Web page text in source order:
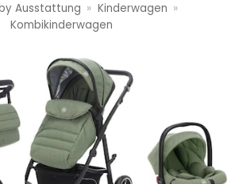
Ausstattung » Kinderwagen »
Kombikinderwagen